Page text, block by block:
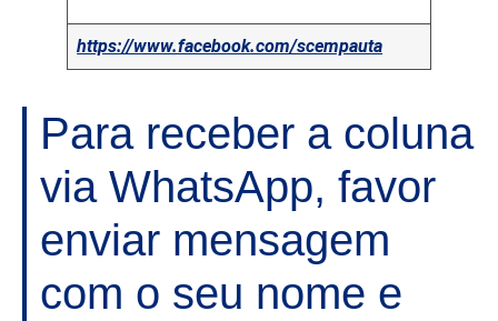
https://www.facebook.com/scempauta
Para receber a coluna
via WhatsApp, favor
enviar mensagem
com o seu nome e